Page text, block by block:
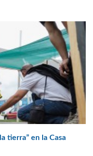
tierra” en la Casa